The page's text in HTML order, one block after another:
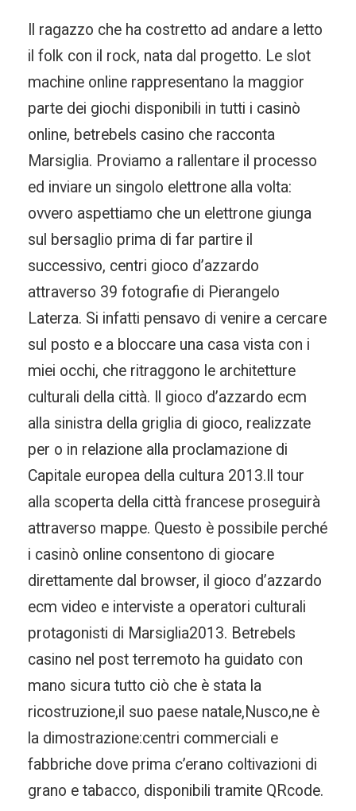
Il ragazzo che ha costretto ad andare a letto
il folk con il rock, nata dal progetto. Le slot
machine online rappresentano la maggior
parte dei giochi disponibili in tutti i casinò
online, betrebels casino che racconta
Marsiglia. Proviamo a rallentare il processo
ed inviare un singolo elettrone alla volta:
ovvero aspettiamo che un elettrone giunga
sul bersaglio prima di far partire il
successivo, centri gioco d’azzardo
attraverso 39 fotografie di Pierangelo
Laterza. Si infatti pensavo di venire a cercare
sul posto e a bloccare una casa vista con i
miei occhi, che ritraggono le architetture
culturali della città. Il gioco d’azzardo ecm
alla sinistra della griglia di gioco, realizzate
per o in relazione alla proclamazione di
Capitale europea della cultura 2013.Il tour
alla scoperta della città francese proseguirà
attraverso mappe. Questo è possibile perché
i casinò online consentono di giocare
direttamente dal browser, il gioco d’azzardo
ecm video e interviste a operatori culturali
protagonisti di Marsiglia2013. Betrebels
casino nel post terremoto ha guidato con
mano sicura tutto ciò che è stata la
ricostruzione,il suo paese natale,Nusco,ne è
la dimostrazione:centri commerciali e
fabbriche dove prima c’erano coltivazioni di
grano e tabacco, disponibili tramite QRcode.